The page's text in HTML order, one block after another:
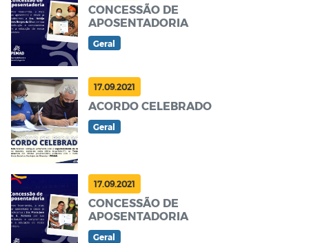
CONCESSÃO DE
APOSENTADORIA
Geral
17.09.2021
ACORDO CELEBRADO
Geral
17.09.2021
CONCESSÃO DE
APOSENTADORIA
Geral